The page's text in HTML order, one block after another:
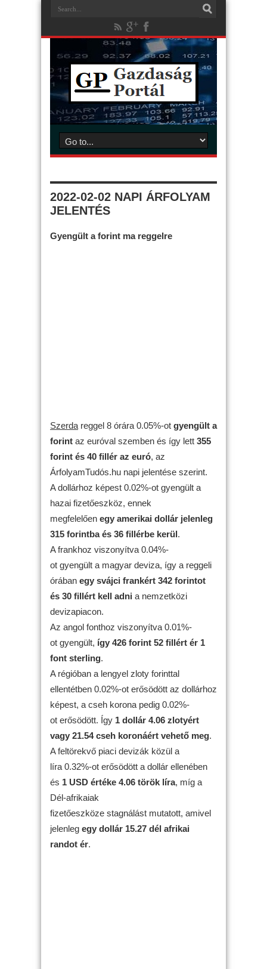
2022-02-02 NAPI ÁRFOLYAM
JELENTÉS
Gyengült a forint ma reggelre
Szerda reggel 8 órára 0.05%-ot gyengült a
forint az euróval szemben és így lett 355
forint és 40 fillér az euró, az
ÁrfolyamTudós.hu napi jelentése szerint.
A dollárhoz képest 0.02%-ot gyengült a
hazai fizetőeszköz, ennek
megfelelően egy amerikai dollár jelenleg
315 forintba és 36 fillérbe kerül.
A frankhoz viszonyítva 0.04%-
ot gyengült a magyar deviza, így a reggeli
órában egy svájci frankért 342 forintot
és 30 fillért kell adni a nemzetközi
devizapiacon.
Az angol fonthoz viszonyítva 0.01%-
ot gyengült, így 426 forint 52 fillért ér 1
font sterling.
A régióban a lengyel zloty forinttal
ellentétben 0.02%-ot erősödött az dollárhoz
képest, a cseh korona pedig 0.02%-
ot erősödött. Így 1 dollár 4.06 zlotyért
vagy 21.54 cseh koronáért vehető meg.
A feltörekvő piaci devizák közül a
líra 0.32%-ot erősödött a dollár ellenében
és 1 USD értéke 4.06 török líra, míg a
Dél-afrikaiak
fizetőeszköze stagnálást mutatott, amivel
jelenleg egy dollár 15.27 dél afrikai
randot ér.